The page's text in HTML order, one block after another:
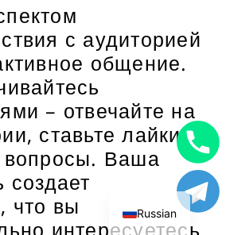
с аудиторией
общение.
– отвечайте на
ставьте лайки,
вопросы. Ваша
создает
что вы
интересуетесь
Russian
Uzbek